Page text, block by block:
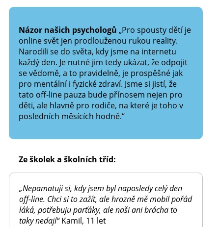
Názor našich psychologů „Pro spousty dětí je
online svět jen prodlouženou rukou reality.
Narodili se do světa, kdy jsme na internetu
každý den. Je nutné jim tedy ukázat, že odpojit
se vědomě, a to pravidelně, je prospěšné jak
pro mentální i fyzické zdraví. Jsme si jistí, že
tato off-line pauza bude přínosem nejen pro
děti, ale hlavně pro rodiče, na které je toho v
posledních měsících hodně.“
Ze školek a školních tříd:
„Nepamatuji si, kdy jsem byl naposledy celý den
off-line. Chci si to zažít, ale hrozně mě mobil pořád
láká, potřebuju parťáky, ale naši ani brácha to
taky nedají“Kamil, 11 let